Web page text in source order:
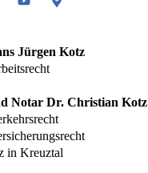
Youtube Google
Jürgen Kotz
Notar Dr. Christian Kotz
in Kreuztal